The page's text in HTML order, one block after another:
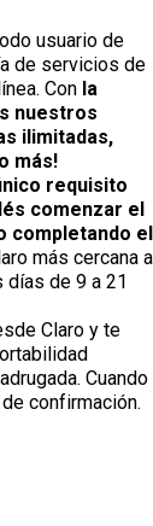
usuario de
de servicios de
Con la
nuestros
ilimitadas,
más!
requisito
comenzar el
completando el
más cercana a
de 9 a 21
Claro y te
Cuando
confirmación.​